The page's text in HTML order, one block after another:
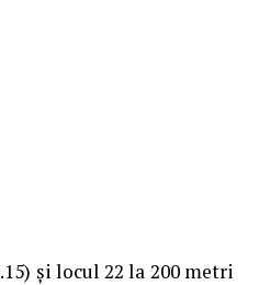
și locul 22 la 200 metri